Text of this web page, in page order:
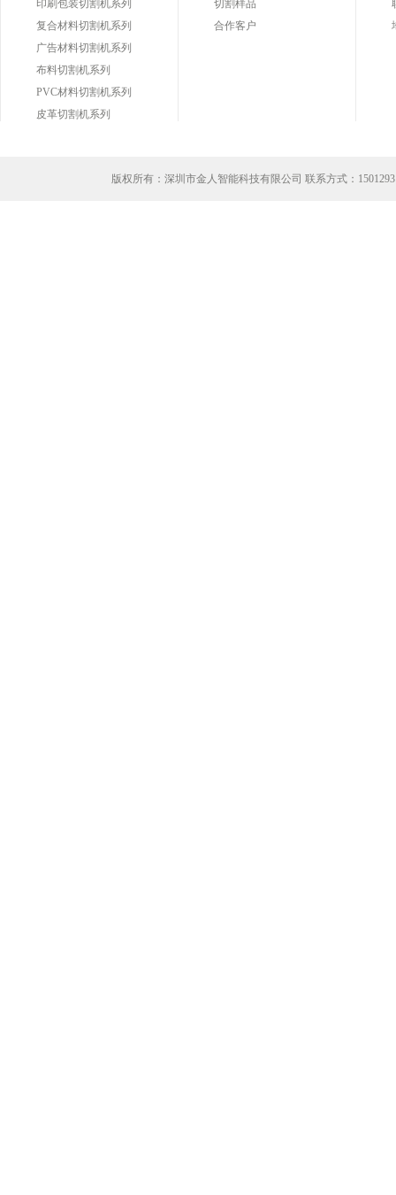
印刷包装切割机系列
复合材料切割机系列
广告材料切割机系列
布料切割机系列
PVC材料切割机系列
皮革切割机系列
切割样品
合作客户
版权所有：深圳市金人智能科技有限公司 联系方式：